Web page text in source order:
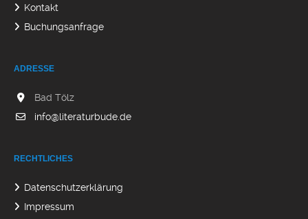
Kontakt
Buchungsanfrage
ADRESSE
Bad Tölz
info@literaturbude.de
RECHTLICHES
Datenschutzerklärung
Impressum